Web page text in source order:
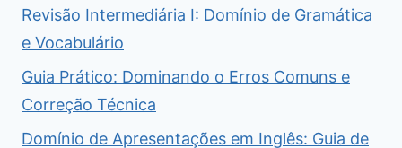
Revisão Intermediária I: Domínio de Gramática
e Vocabulário
Guia Prático: Dominando o Erros Comuns e
Correção Técnica
Domínio de Apresentações em Inglês: Guia de